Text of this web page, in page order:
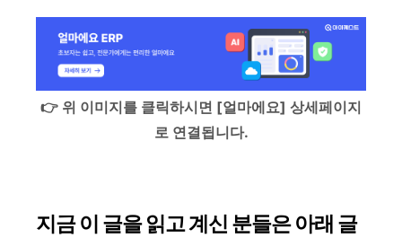
👉 위 이미지를 클릭하시면 [얼마에요] 상세페이지
로 연결됩니다.
지금 이 글을 읽고 계신 분들은 아래 글